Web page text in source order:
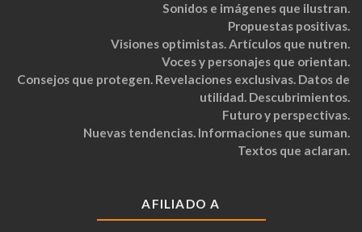
Sonidos e imágenes que ilustran.
Propuestas positivas.
Visiones optimistas. Artículos que nutren.
Voces y personajes que orientan.
Consejos que protegen. Revelaciones exclusivas. Datos de
utilidad. Descubrimientos.
Futuro y perspectivas.
Nuevas tendencias. Informaciones que suman.
Textos que aclaran.
AFILIADO A